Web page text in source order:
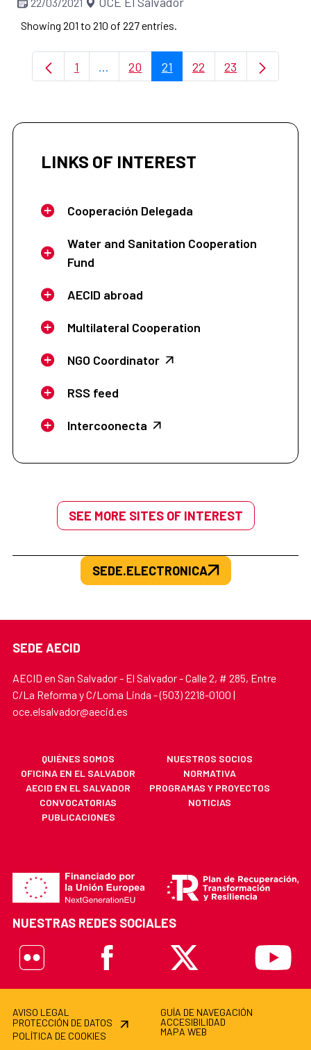
Showing 201 to 210 of 227 entries.
Page
1 ...Intermediate Pages Use TAB to
Page
20 Page
21 Page
22 Page
23
LINKS OF INTEREST
Cooperación Delegada
Water and Sanitation Cooperation
Fund
AECID abroad
Multilateral Cooperation
NGO Coordinator
RSS feed
Intercoonecta
SEE MORE SITES OF INTEREST
SEDE.ELECTRONICA
SEDE AECID
AECID en San Salvador - El Salvador - Calle 2, # 285, Entre
C/La Reforma y C/Loma Linda - (503) 2218-0100 |
oce.elsalvador@aecid.es
QUIÉNES SOMOS
NUESTROS SOCIOS
OFICINA EN EL SALVADOR
NORMATIVA
AECID EN EL SALVADOR
PROGRAMAS Y PROYECTOS
CONVOCATORIAS
NOTICIAS
PUBLICACIONES
NUESTRAS REDES SOCIALES
Flickr
Facebook X Youtube
AVISO LEGAL
PROTECCIÓN DE DATOS
POLÍTICA DE COOKIES
GUÍA DE NAVEGACIÓN
ACCESIBILIDAD
MAPA WEB